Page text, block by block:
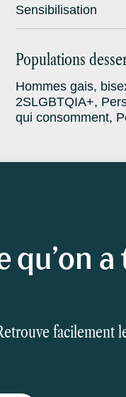
Sensibilisation
Populations
Hommes gais,
2SLGBTQIA+,
qui consomment,
qu’on
facilement